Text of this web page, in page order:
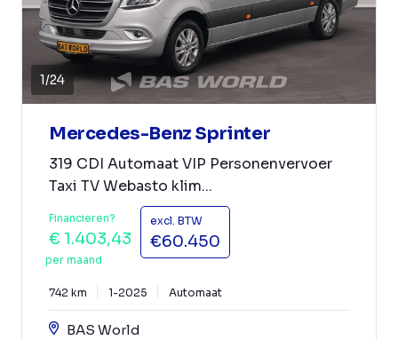
1/24
Mercedes-Benz Sprinter
319 CDI Automaat VIP Personenvervoer
Taxi TV Webasto klim...
Financieren?
€ 1.403,43
per maand
excl. BTW
€60.450
742 km 1-2025 Automaat
BAS World